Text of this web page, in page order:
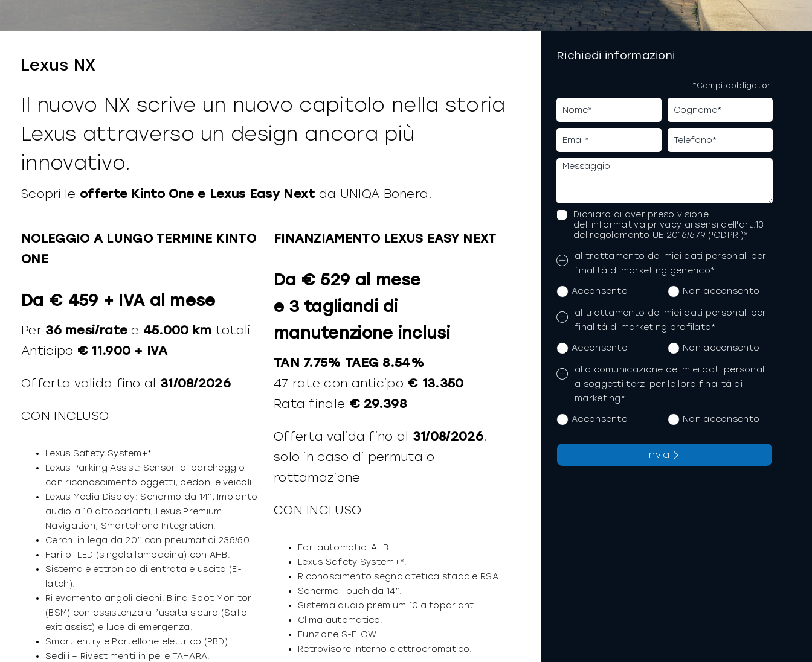
Lexus NX
Il nuovo NX scrive un nuovo capitolo nella storia
Lexus attraverso un design ancora più
innovativo.
Scopri le offerte Kinto One e Lexus Easy Nextda UNIQA Bonera.
NOLEGGIO A LUNGO TERMINE KINTO
ONE
Da € 459 + IVA al mese
Per 36 mesi/ratee 45.000 km totali
Anticipo € 11.900 + IVA
Offerta valida fino al 31/08/2026
CON INCLUSO
Lexus Safety System+*.
Lexus Parking Assist: Sensori di parcheggio
con riconoscimento oggetti, pedoni e veicoli.
Lexus Media Display: Schermo da 14″, Impianto
audio a 10 altoparlanti, Lexus Premium
Navigation, Smartphone Integration.
Cerchi in lega da 20” con pneumatici 235/50.
Fari bi-LED (singola lampadina) con AHB.
Sistema elettronico di entrata e uscita (E-
latch).
Rilevamento angoli ciechi: Blind Spot Monitor
(BSM) con assistenza all’uscita sicura (Safe
exit assist) e luce di emergenza.
Smart entry e Portellone elettrico (PBD).
Sedili – Rivestimenti in pelle TAHARA.
FINANZIAMENTO LEXUS EASY NEXT
Da € 529 al mese
e 3 tagliandi di
manutenzione inclusi
TAN 7.75% TAEG 8.54%
47 rate con anticipo € 13.350
Rata finale € 29.398
Offerta valida fino al 31/08/2026,
solo in caso di permuta o
rottamazione
CON INCLUSO
Fari automatici AHB.
Lexus Safety System+*.
Riconoscimento segnalatetica stadale RSA.
Schermo Touch da 14″.
Sistema audio premium 10 altoparlanti.
Clima automatico.
Funzione S-FLOW.
Retrovisore interno elettrocromatico.
Richiedi informazioni
Dichiaro di aver preso visione
dell'informativa privacy ai sensi dell'art.13
del regolamento UE 2016/679 ('GDPR')*
al trattamento dei miei dati personali per
finalità di marketing generico*
Acconsento
Non acconsento
al trattamento dei miei dati personali per
finalità di marketing profilato*
Acconsento
Non acconsento
alla comunicazione dei miei dati personali
a soggetti terzi per le loro finalità di
marketing*
Acconsento
Non acconsento
*Campi obbligatori
Invia